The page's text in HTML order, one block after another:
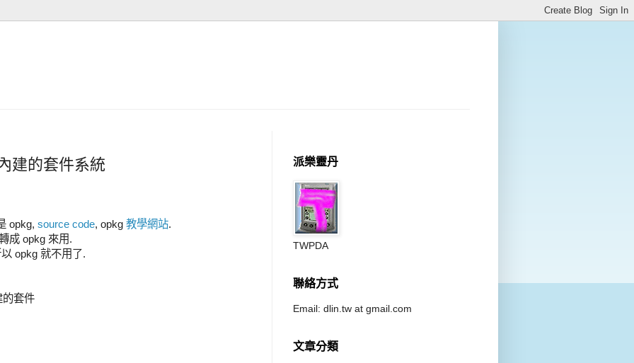
建的套件系統
opkg, source code, opkg 教學網站.
成 opkg 來用.
opkg 就不用了.
的套件
派樂靈丹
TWPDA
聯絡方式
Email: dlin.tw at gmail.com
文章分類